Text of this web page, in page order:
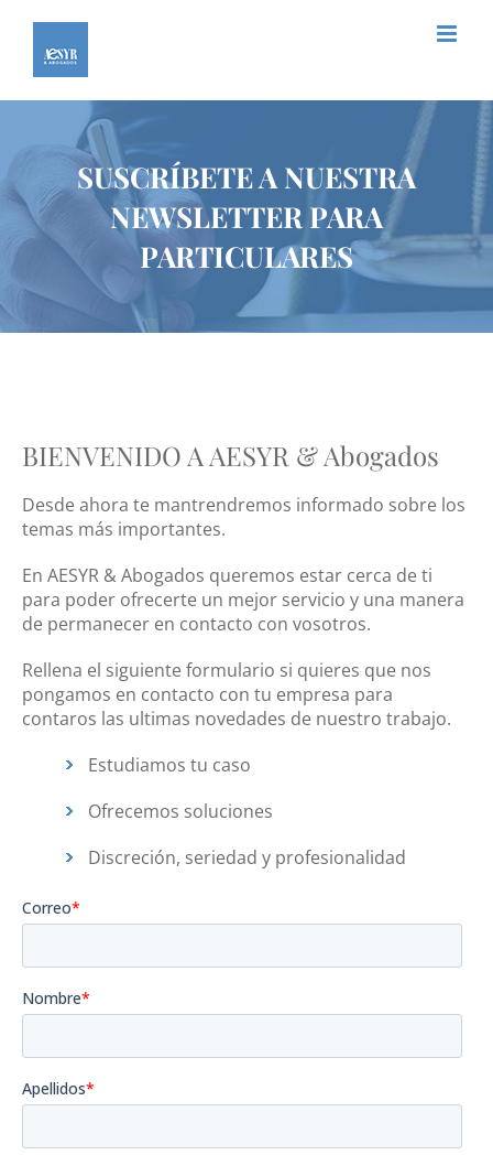
contenido
SUSCRÍBETE A NUESTRA
NEWSLETTER PARA
PARTICULARES
BIENVENIDO A AESYR & Abogados
Desde ahora te mantrendremos informado sobre los
temas más importantes.
En AESYR & Abogados queremos estar cerca de ti
para poder ofrecerte un mejor servicio y una manera
de permanecer en contacto con vosotros.
Rellena el siguiente formulario si quieres que nos
pongamos en contacto con tu empresa para
contaros las ultimas novedades de nuestro trabajo.
Estudiamos tu caso
Ofrecemos soluciones
Discreción, seriedad y profesionalidad